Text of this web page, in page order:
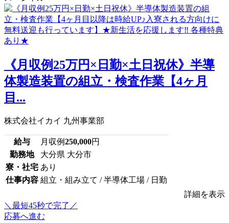
《月収例25万円×日勤×土日祝休》半導
体製造装置の組立・検査作業【4ヶ月
目...
株式会社イカイ 九州事業部
給与 月収例250,000円
勤務地
大分県 大分市
寮・社宅 あり
仕事内容 組立・組み立て / 半導体工場 / 日勤
詳細を表示
＼最短45秒で完了／
応募へ進む